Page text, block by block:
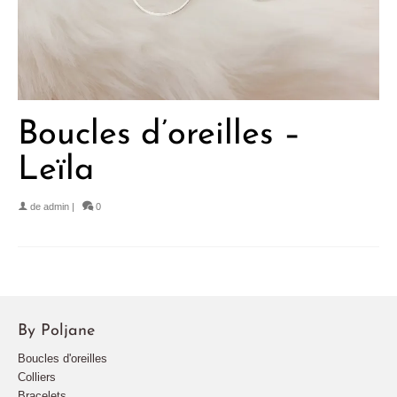
Boucles d’oreilles –
Leïla
de admin | 0
By Poljane
Boucles d'oreilles
Colliers